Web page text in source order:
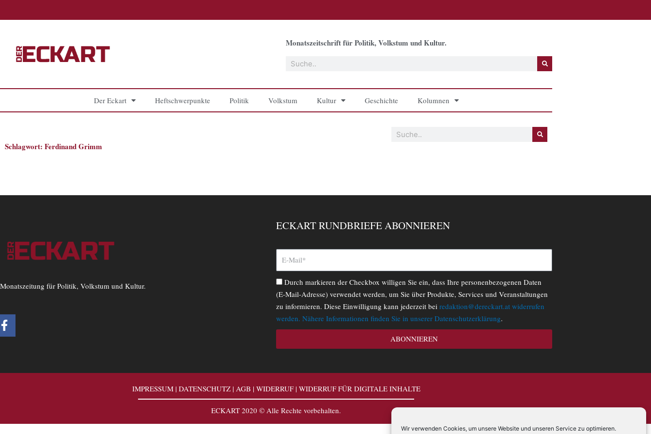
Wir verwenden Cookies, um unsere Website und unseren Service zu optimieren.
Monatszeitschrift für Politik, Volkstum und Kultur.
Suche
Der Eckart Heftschwerpunkte Politik Volkstum Kultur Geschichte Kolumnen
Schlagwort: Ferdinand Grimm
Monatszeitung für Politik, Volkstum und Kultur.
F
a
c
o
ECKART RUNDBRIEFE ABONNIEREN
Durch markieren der Checkbox willigen Sie ein, dass Ihre personenbezogenen Daten
(E-Mail-Adresse) verwendet werden, um Sie über Produkte, Services und Veranstaltungen
zu informieren. Diese Einwilligung kann jederzeit bei redaktion@dereckart.at widerrufen
werden. Nähere Informationen finden Sie in unserer Datenschutzerklärung.
ABONNIEREN
IMPRESSUM| DATENSCHUTZ| AGB | WIDERRUF| WIDERRUF FÜR DIGITALE INHALTE
ECKART 2020 © Alle Rechte vorbehalten.